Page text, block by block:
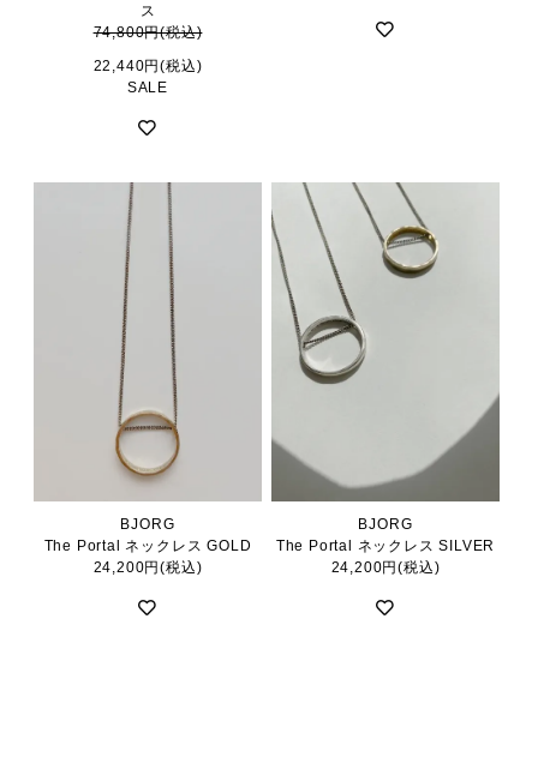
ス
74,800円(税込)
22,440円(税込)
SALE
BJORG
The Portal ネックレス GOLD
24,200円(税込)
BJORG
The Portal ネックレス SILVER
24,200円(税込)